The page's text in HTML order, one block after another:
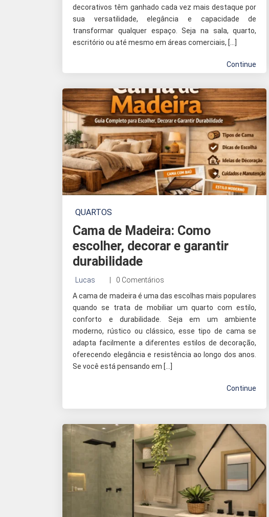
decorativos têm ganhado cada vez mais destaque por
sua versatilidade, elegância e capacidade de
transformar qualquer espaço. Seja na sala, quarto,
escritório ou até mesmo em áreas comerciais, […]
Continue
QUARTOS
Cama de Madeira: Como
escolher, decorar e garantir
durabilidade
Lucas
0 Comentários
A cama de madeira é uma das escolhas mais populares
quando se trata de mobiliar um quarto com estilo,
conforto e durabilidade. Seja em um ambiente
moderno, rústico ou clássico, esse tipo de cama se
adapta facilmente a diferentes estilos de decoração,
oferecendo elegância e resistência ao longo dos anos.
Se você está pensando em […]
Continue